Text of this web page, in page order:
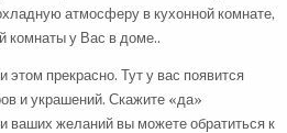
атмосферу в кухонной комнате,
комнаты у Вас в доме..
прекрасно. Тут у вас появится
и украшений. Скажите «да»
ваших желаний вы можете обратиться к